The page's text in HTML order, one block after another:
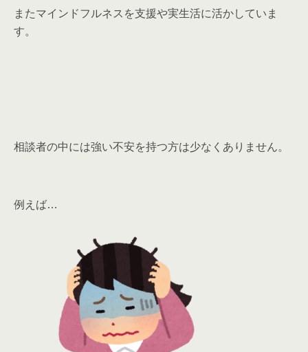
またマインドフルネスを支援や実生活に活かしていま
す。
相談者の中には強い不安を持つ方は少なくありません。
例えば…